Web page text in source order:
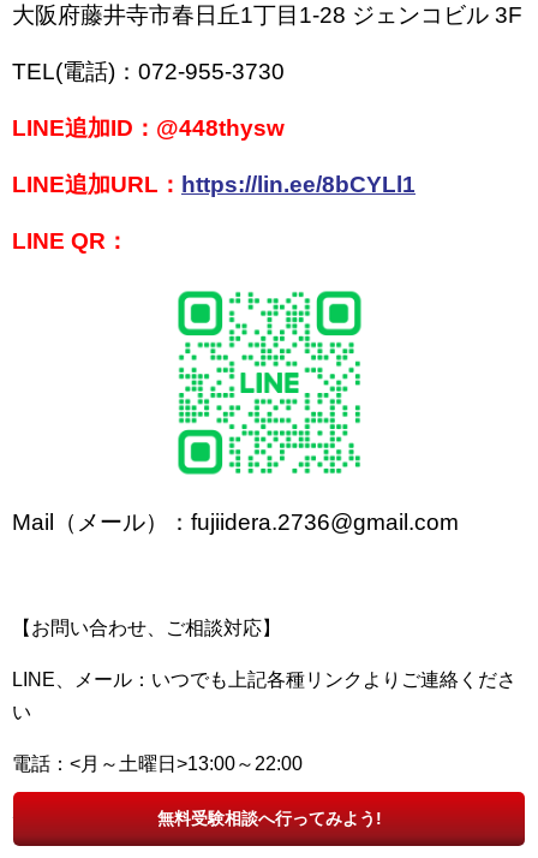
大阪府藤井寺市春日丘1丁目1-28 ジェンコビル 3F
TEL(電話)： 072-955-3730
LINE追加ID：@448thysw
LINE追加URL： https://lin.ee/8bCYLl1
LINE QR：
Mail（メール）：fujiidera.2736@gmail.com
【お問い合わせ、ご相談対応】
LINE、メール：いつでも上記各種リンクよりご連絡くださ
い
電話：<月～土曜日>13:00～22:00
◆◇◆◇◆◇◆◇◆◇◆◇◆◇◆◇◆◇◆◇
無料受験相談へ行ってみよう!